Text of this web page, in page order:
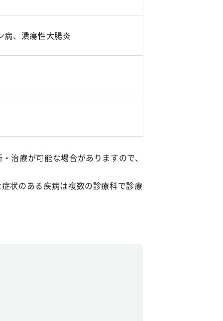
病、潰瘍性大腸炎
治療が可能な場合がありますので、
状のある疾病は複数の診療科で診療